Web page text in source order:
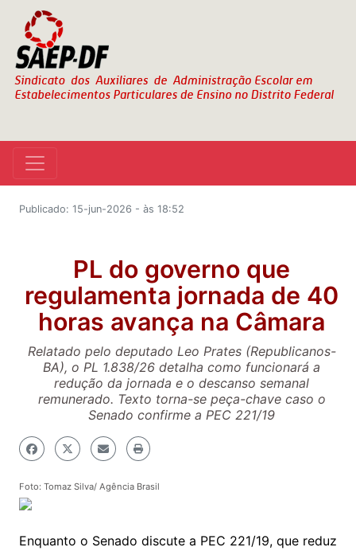
Publicado: 15-jun-2026 - às 18:52
PL do governo que
regulamenta jornada de 40
horas avança na Câmara
Relatado pelo deputado Leo Prates (Republicanos-
BA), o PL 1.838/26 detalha como funcionará a
redução da jornada e o descanso semanal
remunerado. Texto torna-se peça-chave caso o
Senado confirme a PEC 221/19
Foto: Tomaz Silva/ Agência Brasil
Enquanto o Senado discute a PEC 221/19, que reduz